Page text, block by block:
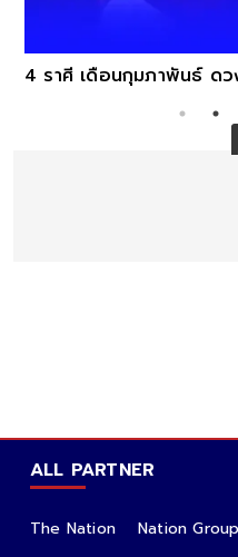
4 ราศี เดือนกุมภาพันธ์ ดว
ALL PARTNER
The Nation Nation Group